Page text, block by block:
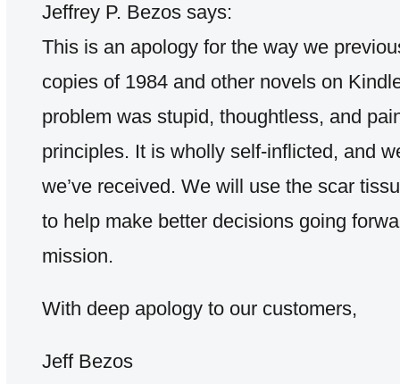
Jeffrey P. Bezos says:
This is an apology for the way we
copies of 1984 and other novels on
problem was stupid, thoughtless, and
principles. It is wholly self-inflicted, and
we’ve received. We will use the scar
to help make better decisions going
mission.
With deep apology to our customers,
Jeff Bezos